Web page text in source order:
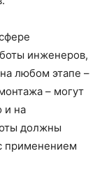
инженеров,
любом этапе –
– могут
и на
должны
применением